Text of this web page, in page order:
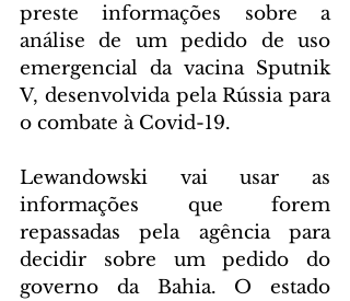
preste informações sobre a
análise de um pedido de uso
emergencial da vacina Sputnik
V, desenvolvida pela Rússia para
o combate à Covid-19.
Lewandowski vai usar as
informações que forem
repassadas pela agência para
decidir sobre um pedido do
governo da Bahia. O estado